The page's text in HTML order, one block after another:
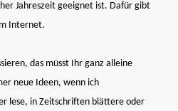
Jahreszeit geeignet ist. Dafür gibt
Internet.
das müsst Ihr ganz alleine
neue Ideen, wenn ich
lese, in Zeitschriften blättere oder